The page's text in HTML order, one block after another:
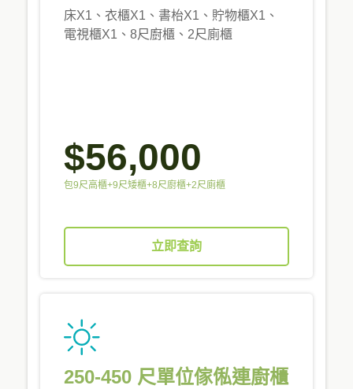
床X1、衣櫃X1、書枱X1、貯物櫃X1、
電視櫃X1、8尺廚櫃、2尺廁櫃
$56,000
包9尺高櫃+9尺矮櫃+8尺廚櫃+2尺廁櫃
立即查詢
250-450 尺單位傢俬連廚櫃